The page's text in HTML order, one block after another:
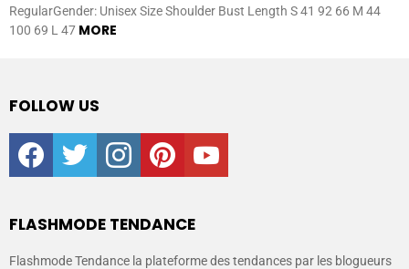
RegularGender: Unisex Size Shoulder Bust Length S 41 92 66 M 44
100 69 L 47 MORE
FOLLOW US
facebooktwitter instagrampinterestyoutube
FLASHMODE TENDANCE
Flashmode Tendance la plateforme des tendances par les blogueurs